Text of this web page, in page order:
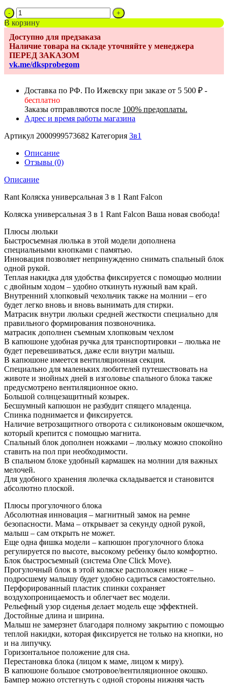
Количество
товара
Коляска
детская
3в1
RANT
FALCON
RA098
В корзину
Доступно для предзаказа
Наличие товара на складе уточняйте у менеджера
ПЕРЕД ЗАКАЗОМ
vk.me/dksprobegom
Доставка по РФ. По Ижевску при заказе от 5 500 ₽ -
бесплатно
Заказы отправляются после 100% предоплаты.
Адрес и время работы магазина
Артикул 2000999573682 Категория 3в1
Описание
Отзывы (0)
Описание
Rant Коляска универсальная 3 в 1 Rant Falcon
Коляска универсальная 3 в 1 Rant Falcon Ваша новая свобода!
Плюсы люльки
Быстросъемная люлька в этой модели дополнена
специальными кнопками с памятью.
Инновация позволяет непринужденно снимать спальный блок
одной рукой.
Теплая накидка для удобства фиксируется с помощью молнии
с двойным ходом – удобно откинуть нужный вам край.
Внутренний хлопковый чехольчик также на молнии – его
будет легко вновь и вновь вынимать для стирки.
Матрасик внутри люльки средней жесткости специально для
правильного формирования позвоночника.
матрасик дополнен съемным хлопковым чехлом
В капюшоне удобная ручка для транспортировки – люлька не
будет перевешиваться, даже если внутри малыш.
В капюшоне имеется вентиляционная секция.
Специально для маленьких любителей путешествовать на
животе и знойных дней в изголовье спального блока также
предусмотрено вентиляционное окно.
Большой солнцезащитный козырек.
Бесшумный капюшон не разбудит спящего младенца.
Спинка поднимается и фиксируется.
Наличие ветрозащитного отворота с силиконовым окошечком,
который крепится с помощью магнита.
Спальный блок дополнен ножками – люльку можно спокойно
ставить на пол при необходимости.
В спальном блоке удобный кармашек на молнии для важных
мелочей.
Для удобного хранения люлечка складывается и становится
абсолютно плоской.
Плюсы прогулочного блока
Абсолютная инновация – магнитный замок на ремне
безопасности. Мама – открывает за секунду одной рукой,
малыш – сам открыть не может.
Еще одна фишка модели – капюшон прогулочного блока
регулируется по высоте, высокому ребенку было комфортно.
Блок быстросъемный (система One Click Move).
Прогулочный блок в этой коляске расположен ниже –
подросшему малышу будет удобно садиться самостоятельно.
Перфорированный пластик спинки сохраняет
воздухопроницаемость и облегчает вес модели.
Рельефный узор сиденья делает модель еще эффектней.
Достойные длина и ширина.
Малыш не замерзнет благодаря полному закрытию с помощью
теплой накидки, которая фиксируется не только на кнопки, но
и на липучку.
Горизонтальное положение для сна.
Перестановка блока (лицом к маме, лицом к миру).
В капюшоне большое смотровое/вентиляционное окошко.
Бампер можно отстегнуть с одной стороны нижняя часть